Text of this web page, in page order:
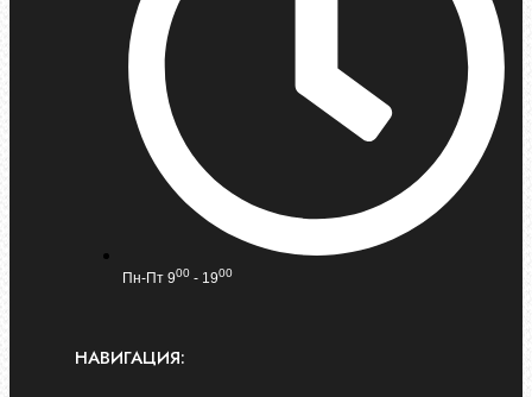
Пн-Пт 900 - 1900
НАВИГАЦИЯ: